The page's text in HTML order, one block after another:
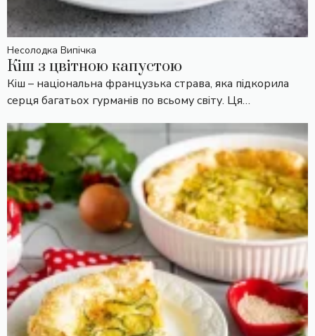
Несолодка Випічка
Кіш з цвітною капустою
Кіш – національна французька страва, яка підкорила
серця багатьох гурманів по всьому світу. Ця…